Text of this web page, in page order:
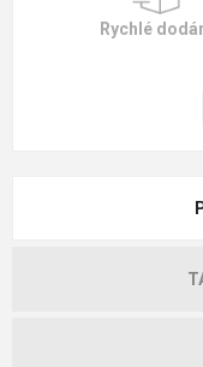
Rychlé